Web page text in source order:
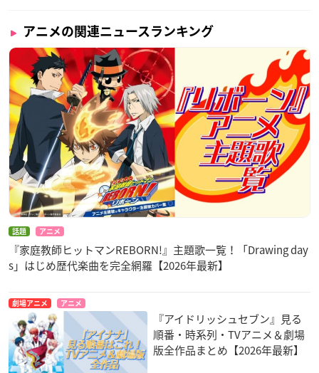
アニメの関連ニュースランキング
話題 アニメ
『家庭教師ヒットマンREBORN!』主題歌一覧！「Drawing day
s」はじめ歴代楽曲を完全網羅【2026年最新】
劇場アニメ アニメ
『アイドリッシュセブン』見る
順番・時系列・TVアニメ＆劇場
版全作品まとめ【2026年最新】